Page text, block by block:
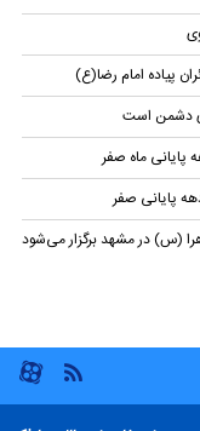
پیاده امام رضا(ع)
دشمن است
پایانی ماه صفر
پایانی صفر
(س) در مشهد برگزار می‌شود